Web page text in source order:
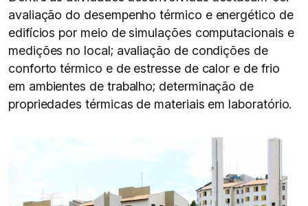
avaliação do desempenho térmico e energético de
edifícios por meio de simulações computacionais e
medições no local; avaliação de condições de
conforto térmico e de estresse de calor e de frio
em ambientes de trabalho; determinação de
propriedades térmicas de materiais em laboratório.